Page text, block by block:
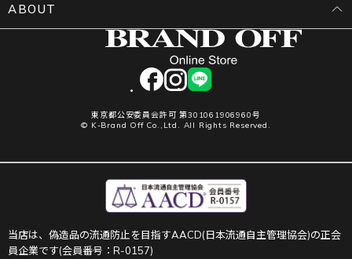
facebookinstagram
LINE
東京都公安委員会許可 第301061906960号
© K-Brand Off Co.,Ltd. All Rights Reserved.
ABOUT
当店は、偽造品の流通防止を目指すAACD(日本流通自主管理協会)の正会
員企業です(会員番号：R-0157)